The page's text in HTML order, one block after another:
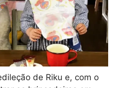
de Riku e, com o